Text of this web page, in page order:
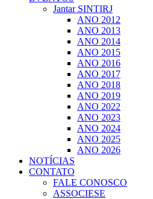
Jantar SINTIRJ
ANO 2012
ANO 2013
ANO 2014
ANO 2015
ANO 2016
ANO 2017
ANO 2018
ANO 2019
ANO 2022
ANO 2023
ANO 2024
ANO 2025
ANO 2026
NOTÍCIAS
CONTATO
FALE CONOSCO
ASSOCIESE